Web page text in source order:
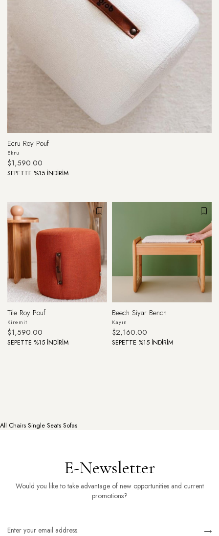
Ecru Roy Pouf
Ekru
$1,590.00
SEPETTE %15 İNDİRİM
Tile Roy Pouf
Kiremit
$1,590.00
SEPETTE %15 İNDİRİM
Beech Siyar Bench
Kayın
$2,160.00
SEPETTE %15 İNDİRİM
All Chairs Single Seats Sofas
E-Newsletter
Would you like to take advantage of new opportunities and current
promotions?